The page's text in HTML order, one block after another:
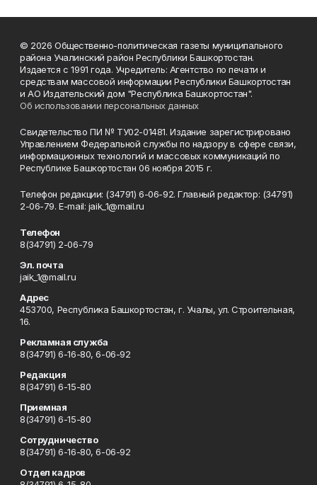
© 2026 Общественно-политическая газеты муниципального
района Учалинский район Республики Башкортостан.
Издается с 1991 года. Учредитель: Агентство по печати и
средствам массовой информации Республики Башкортостан
и АО Издательский дом "Республика Башкортостан".
Об использовании персональных данных
Свидетельство ПИ № ТУ02-01481. Издание зарегистрировано
Управлением Федеральной службы по надзору в сфере связи,
информационных технологий и массовых коммуникаций по
Республике Башкортостан 06 ноября 2015 г.
Телефон редакции: (34791) 6-06-92. Главный редактор: (34791)
2-06-79. Е-mаil: jaik_1@mail.ru
Телефон
8(34791) 2-06-79
Эл. почта
jaik_1@mail.ru
Адрес
453700, Республика Башкортостан, г. Учалы, ул. Строительная,
16.
Рекламная служба
8(34791) 6-16-80, 6-06-92
Редакция
8(34791) 6-15-80
Приемная
8(34791) 6-15-80
Сотрудничество
8(34791) 6-16-80, 6-06-92
Отдел кадров